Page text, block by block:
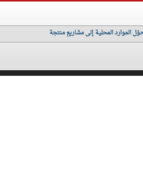
الموارد المحلية إلى مشاريع منتجة